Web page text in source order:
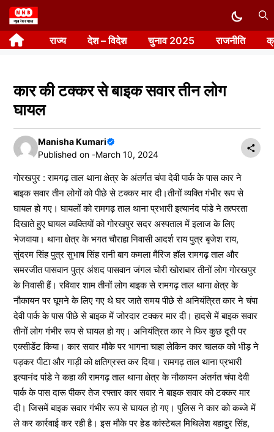
Skip
to
content राज्य देश – विदेश चुनाव 2025 राजनीति
कार की टक्कर से बाइक सवार तीन लोग
घायल
Manisha Kumari
Published on -March 10, 2024
गोरखपुर : रामगढ़ ताल थाना क्षेत्र के अंतर्गत चंपा देवी पार्क के पास कार ने
बाइक सवार तीन लोगों को पीछे से टक्कर मार दी।तीनों व्यक्ति गंभीर रूप से
घायल हो गए। घायलों को रामगढ़ ताल थाना प्रभारी इत्यानंद पांडे ने तत्परता
दिखाते हुए घायल व्यक्तियों को गोरखपुर सदर अस्पताल में इलाज के लिए
भेजवाया। थाना क्षेत्र के भगत चौराहा निवासी आदर्श राय पुत्र बृजेश राय,
सुंदरम सिंह पुत्र सुभाष सिंह रानी बाग कमला मैरिज हॉल रामगढ़ ताल और
समरजीत पासवान पुत्र अंशद पासवान जंगल चोरी खोराबार तीनों लोग गोरखपुर
के निवासी हैं। रविवार शाम तीनों लोग बाइक से रामगढ़ ताल थाना क्षेत्र के
नौकायन पर घूमने के लिए गए थे घर जाते समय पीछे से अनियंत्रित कार ने चंपा
देवी पार्क के पास पीछे से बाइक में जोरदार टक्कर मार दी। हादसे में बाइक सवार
तीनों लोग गंभीर रूप से घायल हो गए। अनियंत्रित कार ने फिर कुछ दूरी पर
एक्सीडेंट किया। कार सवार मौके पर भागना चाहा लेकिन कार चालक को भीड़ ने
पड़कर पीटा और गाड़ी को क्षतिग्रस्त कर दिया। रामगढ़ ताल थाना प्रभारी
इत्यानंद पांडे ने कहा की रामगढ़ ताल थाना क्षेत्र के नौकायन अंतर्गत चंपा देवी
पार्क के पास दारू पीकर तेज रफ्तार कार सवार ने बाइक सवार को टक्कर मार
दी। जिसमें बाइक सवार गंभीर रूप से घायल हो गए। पुलिस ने कार को कब्जे में
ले कर कार्रवाई कर रही है। इस मौके पर हेड कांस्टेबल मिथिलेश बहादुर सिंह,